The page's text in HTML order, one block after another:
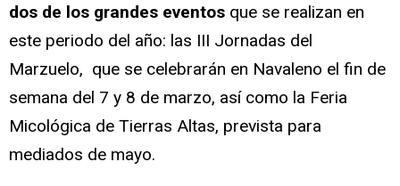
dos de los grandes eventos que se realizan en
este periodo del año: las III Jornadas del
Marzuelo, que se celebrarán en Navaleno el fin de
semana del 7 y 8 de marzo, así como la Feria
Micológica de Tierras Altas, prevista para
mediados de mayo.